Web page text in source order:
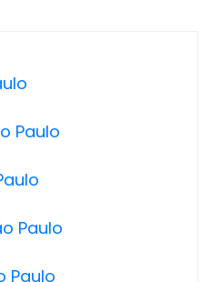
Paulo
Paulo
Paulo